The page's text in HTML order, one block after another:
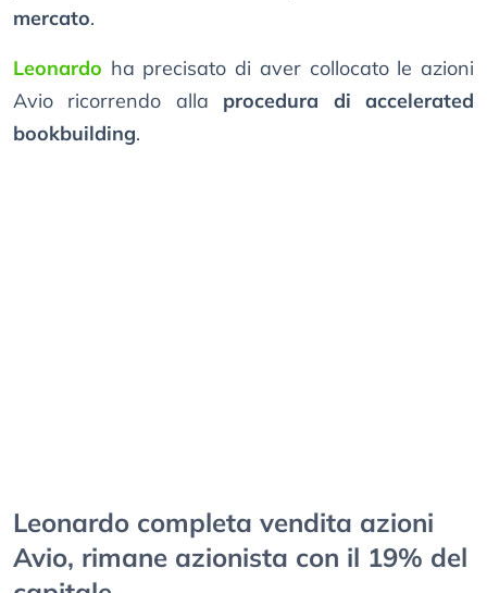
mercato.
Leonardo ha precisato di aver collocato le azioni
Avio ricorrendo alla procedura di accelerated
bookbuilding.
Leonardo completa vendita azioni
Avio, rimane azionista con il 19% del